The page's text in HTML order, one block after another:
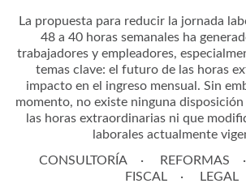
La propuesta para reducir la jornada
48 a 40 horas semanales ha
trabajadores y empleadores,
temas clave: el futuro de las horas
impacto en el ingreso mensual. Sin
momento, no existe ninguna
las horas extraordinarias ni que
laborales actualmente
CONSULTORÍA
REFORMAS
FISCAL
LEGAL